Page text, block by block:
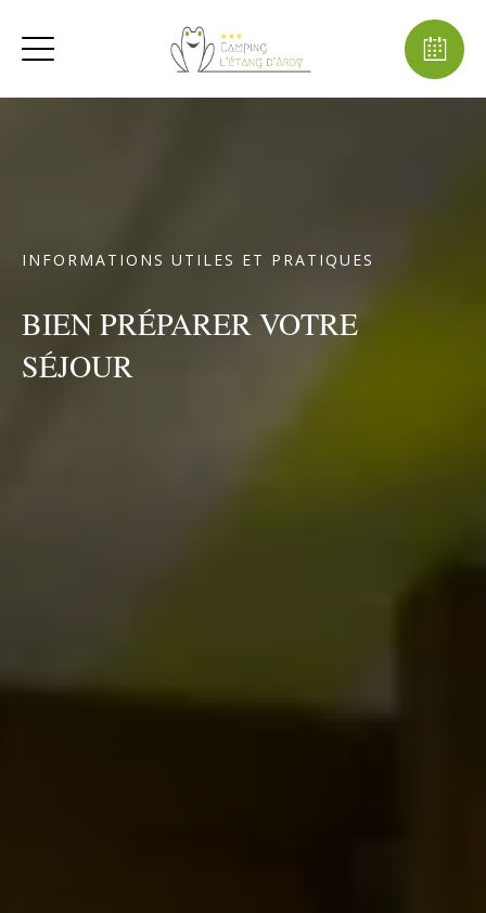
INFORMATIONS UTILES ET PRATIQUES
BIEN PRÉPARER VOTRE
SÉJOUR